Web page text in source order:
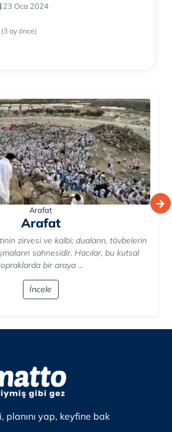
23 Oca 2024
(3 ay önce)
Arafat
Arafat
zirvesi ve kalbi; duaların, tövbelerin
sahnesidir. Hacılar, bu kutsal
bir araya ...
İncele
planını yap, keyfine bak